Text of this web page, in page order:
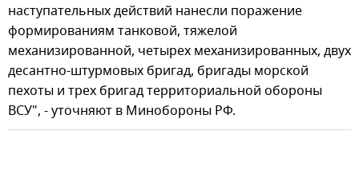
наступательных действий нанесли поражение
формированиям танковой, тяжелой
механизированной, четырех механизированных, двух
десантно-штурмовых бригад, бригады морской
пехоты и трех бригад территориальной обороны
ВСУ", - уточняют в Минобороны РФ.